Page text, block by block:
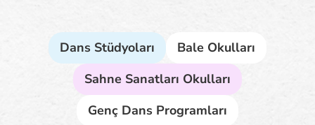
Dans Stüdyoları
Bale Okulları
Sahne Sanatları Okulları
Genç Dans Programları